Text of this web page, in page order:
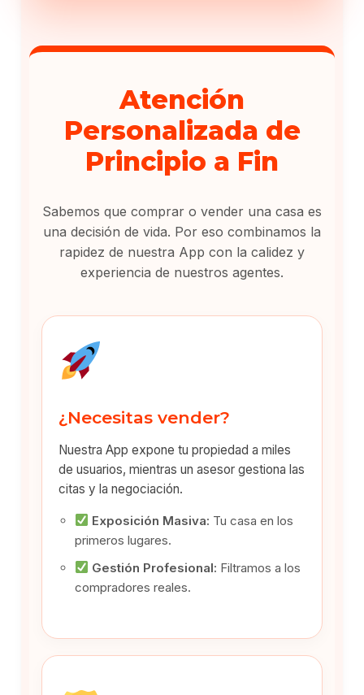
Atención
Personalizada de
Principio a Fin
Sabemos que comprar o vender una casa es
una decisión de vida. Por eso combinamos la
rapidez de nuestra App con la calidez y
experiencia de nuestros agentes.
¿Necesitas vender?
Nuestra App expone tu propiedad a miles
de usuarios, mientras un asesor gestiona las
citas y la negociación.
Exposición Masiva: Tu casa en los
primeros lugares.
Gestión Profesional: Filtramos a los
compradores reales.